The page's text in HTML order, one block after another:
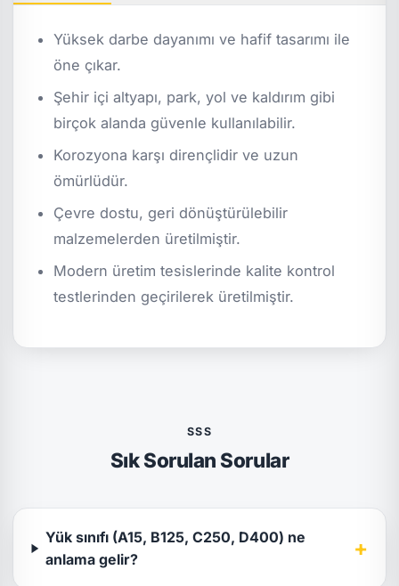
Yüksek darbe dayanımı ve hafif tasarımı ile
öne çıkar.
Şehir içi altyapı, park, yol ve kaldırım gibi
birçok alanda güvenle kullanılabilir.
Korozyona karşı dirençlidir ve uzun
ömürlüdür.
Çevre dostu, geri dönüştürülebilir
malzemelerden üretilmiştir.
Modern üretim tesislerinde kalite kontrol
testlerinden geçirilerek üretilmiştir.
SSS
Sık Sorulan Sorular
Yük sınıfı (A15, B125, C250, D400) ne
anlama gelir?
+